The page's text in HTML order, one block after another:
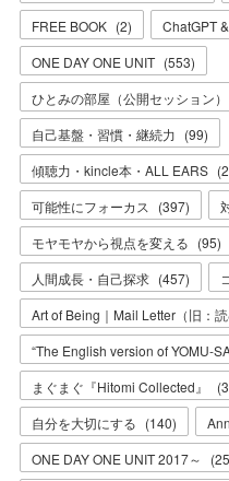
FREE BOOK (2) ChatGPT
ONE DAY ONE UNIT (553)
ひとみの部屋（公開セッション）
自己基盤・習慣・継続力 (99)
傾聴力・kincle本・ALL EARS (
可能性にフォーカス
(397)
モヤモヤから視点を変える (95)
人間成長・自己探求 (457)
Art of Being｜Mail Letter（旧：読
“The English version of YOMU-
まぐまぐ『Hitomi Collected』
(
自分を大切にする (140)
ONE DAY ONE UNIT 2017～
(